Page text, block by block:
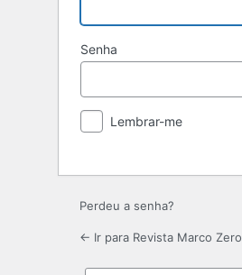
Senha
Lembrar-me
Perdeu a senha?
← Ir para Revista Marco Zero